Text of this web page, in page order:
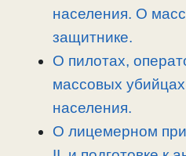
населения. О
защитнике.
О пилотах,
массовых
населения.
О лицемерном